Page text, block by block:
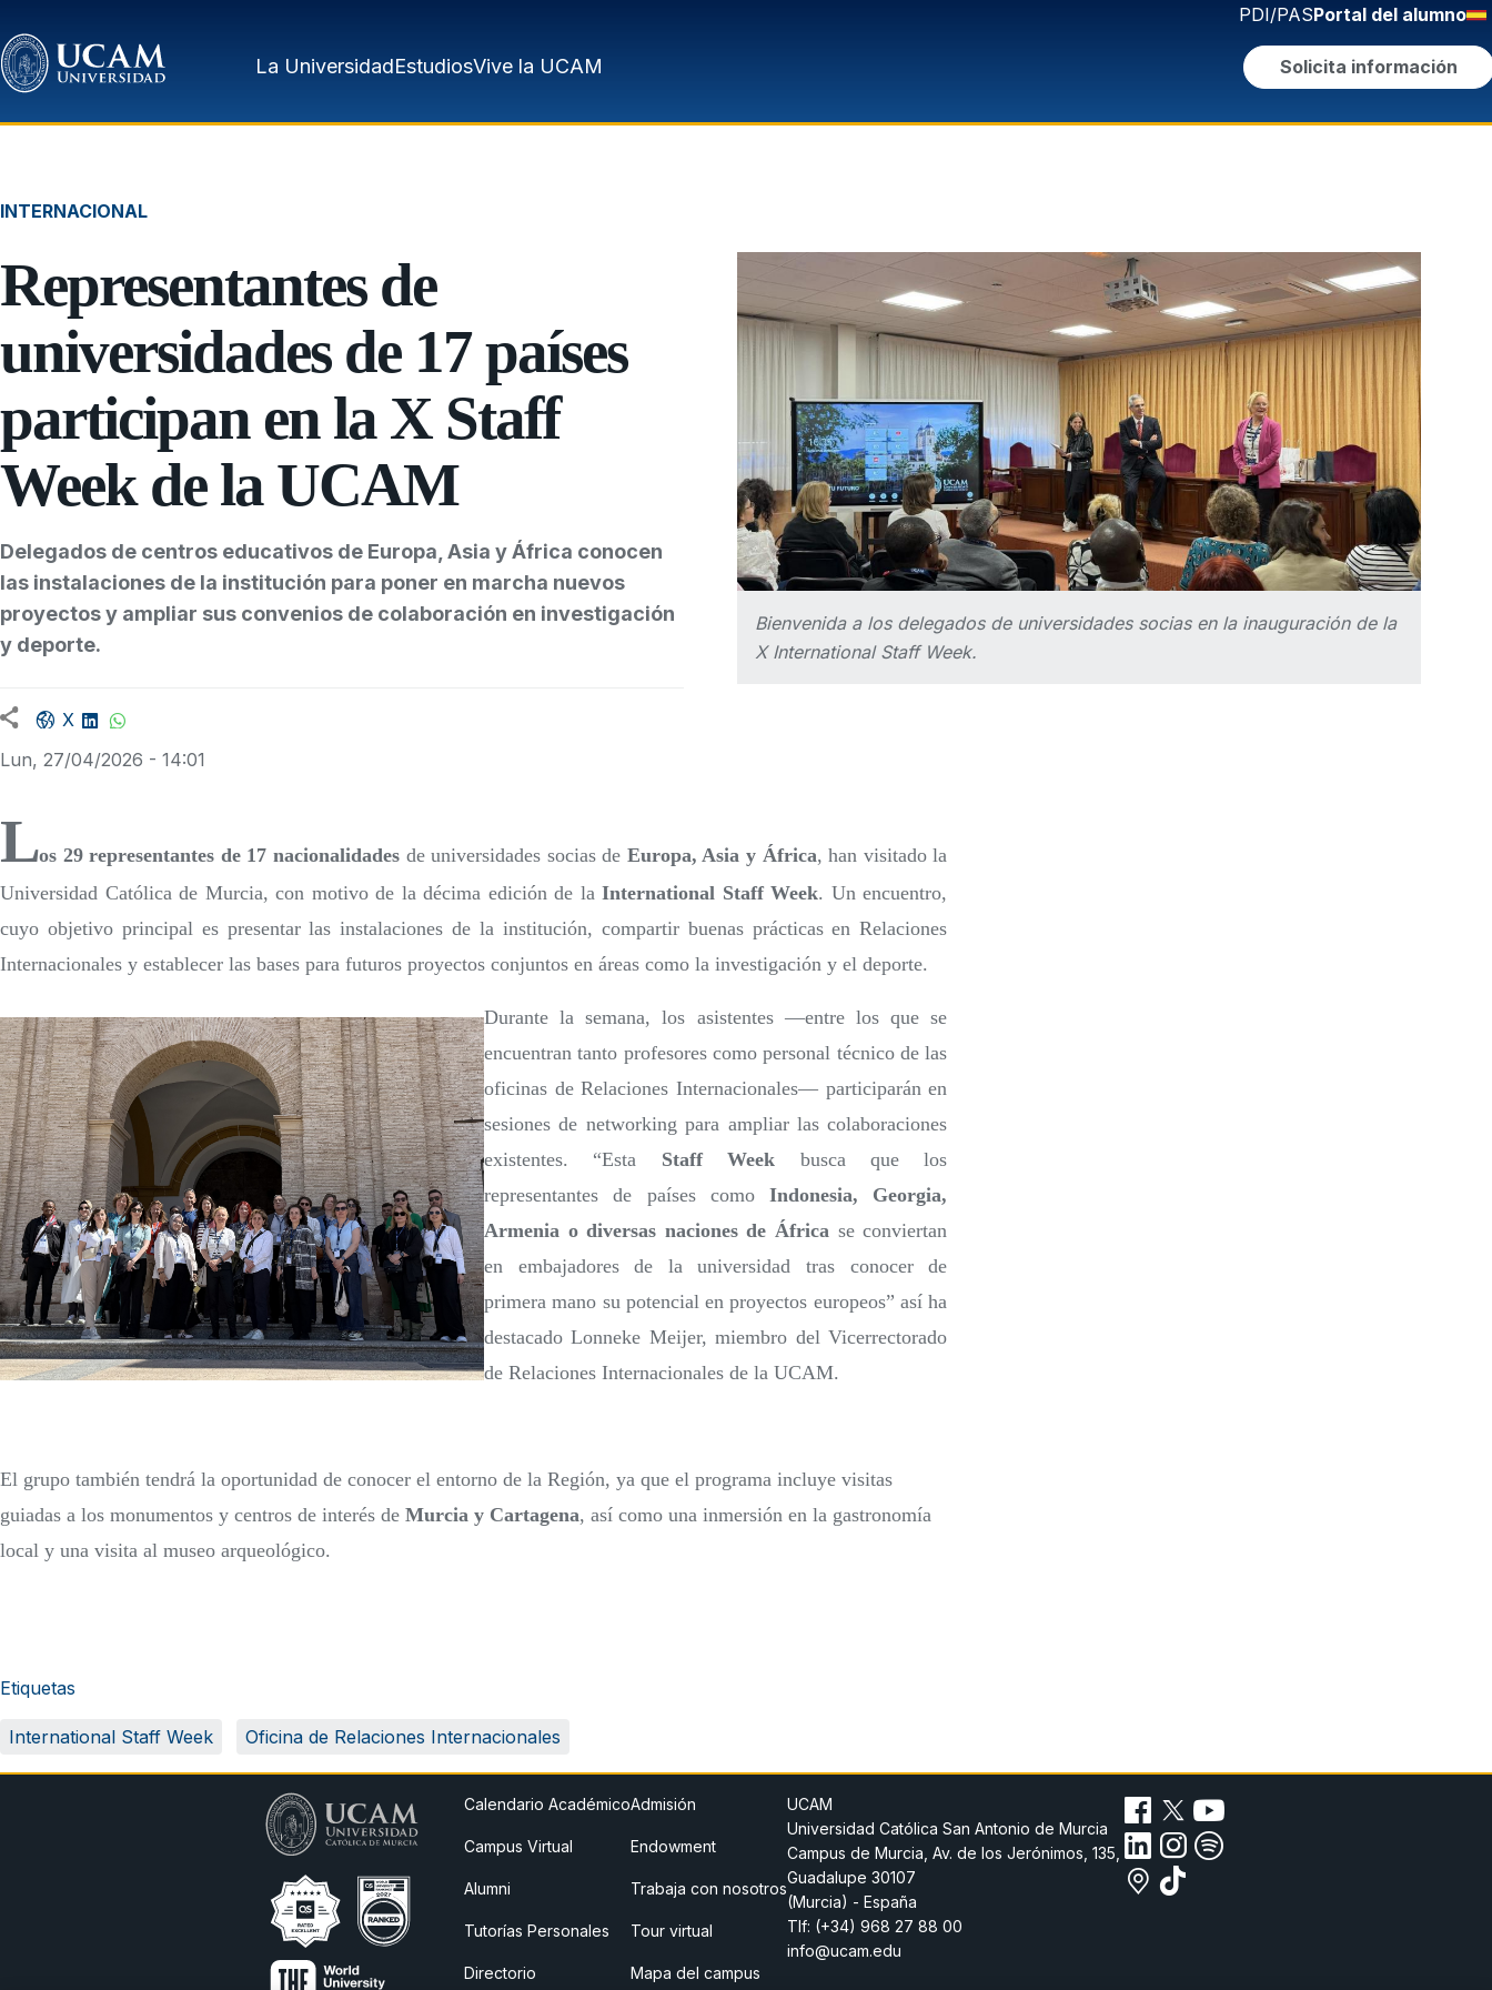
PDI/PASPortal del alumno
La UniversidadEstudiosVive la UCAM Solicita información
INTERNACIONAL
Representantes de
universidades de 17 países
participan en la X Staff
Week de la UCAM
Delegados de centros educativos de Europa, Asia y África conocen
las instalaciones de la institución para poner en marcha nuevos
proyectos y ampliar sus convenios de colaboración en investigación
y deporte.
Bienvenida a los delegados de universidades socias en la inauguración de la
X International Staff Week.
Facebook share
X LinkedIn
Lun, 27/04/2026 - 14:01
Los 29 representantes de 17 nacionalidadesde universidades socias de Europa, Asia y África, han visitado la
Universidad Católica de Murcia, con motivo de la décima edición de laInternational Staff Week. Un encuentro,
cuyo objetivo principal es presentar las instalaciones de la institución, compartir buenas prácticas en Relaciones
Internacionales y establecer las bases para futuros proyectos conjuntos en áreas como la investigación y el deporte.
Durante la semana, los asistentes —entre los que se
encuentran tanto profesores como personal técnico de las
oficinas de Relaciones Internacionales— participarán en
sesiones de networking para ampliar las colaboraciones
existentes. “Esta Staff Week busca que los
representantes de países comoIndonesia, Georgia,
Armenia o diversas naciones de África se conviertan
en embajadores de la universidad tras conocer de
primera mano su potencial en proyectos europeos” así ha
destacado Lonneke Meijer, miembro del Vicerrectorado
de Relaciones Internacionales de la UCAM.
El grupo también tendrá la oportunidad de conocer el entorno de la Región, ya que el programa incluye visitas
guiadas a los monumentos y centros de interés de Murcia y Cartagena, así como una inmersión en la gastronomía
local y una visita al museo arqueológico.
Etiquetas
International Staff Week Oficina de Relaciones Internacionales
Calendario Académico
Campus Virtual
Alumni
Tutorías Personales
Directorio
Admisión
Endowment
Trabaja con nosotros
Tour virtual
Mapa del campus
UCAM
Universidad Católica San Antonio de Murcia
Campus de Murcia, Av. de los Jerónimos, 135,
Guadalupe 30107
(Murcia) - España
Tlf: (+34) 968 27 88 00
info@ucam.edu